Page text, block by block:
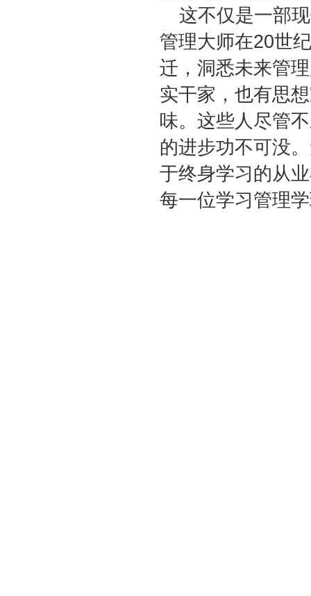
这不仅是一部
管理大师在20世
迁，洞悉未来管
实干家，也有思
味。这些人尽管
的进步功不可没
于终身学习的从
每一位学习管理